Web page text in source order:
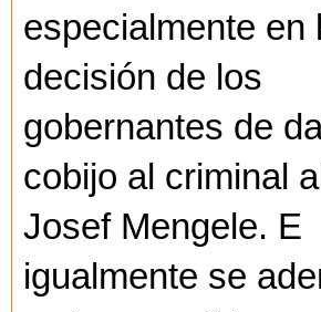
especialmente en
decisión de los
gobernantes de
cobijo al criminal
Josef Mengele. E
igualmente se